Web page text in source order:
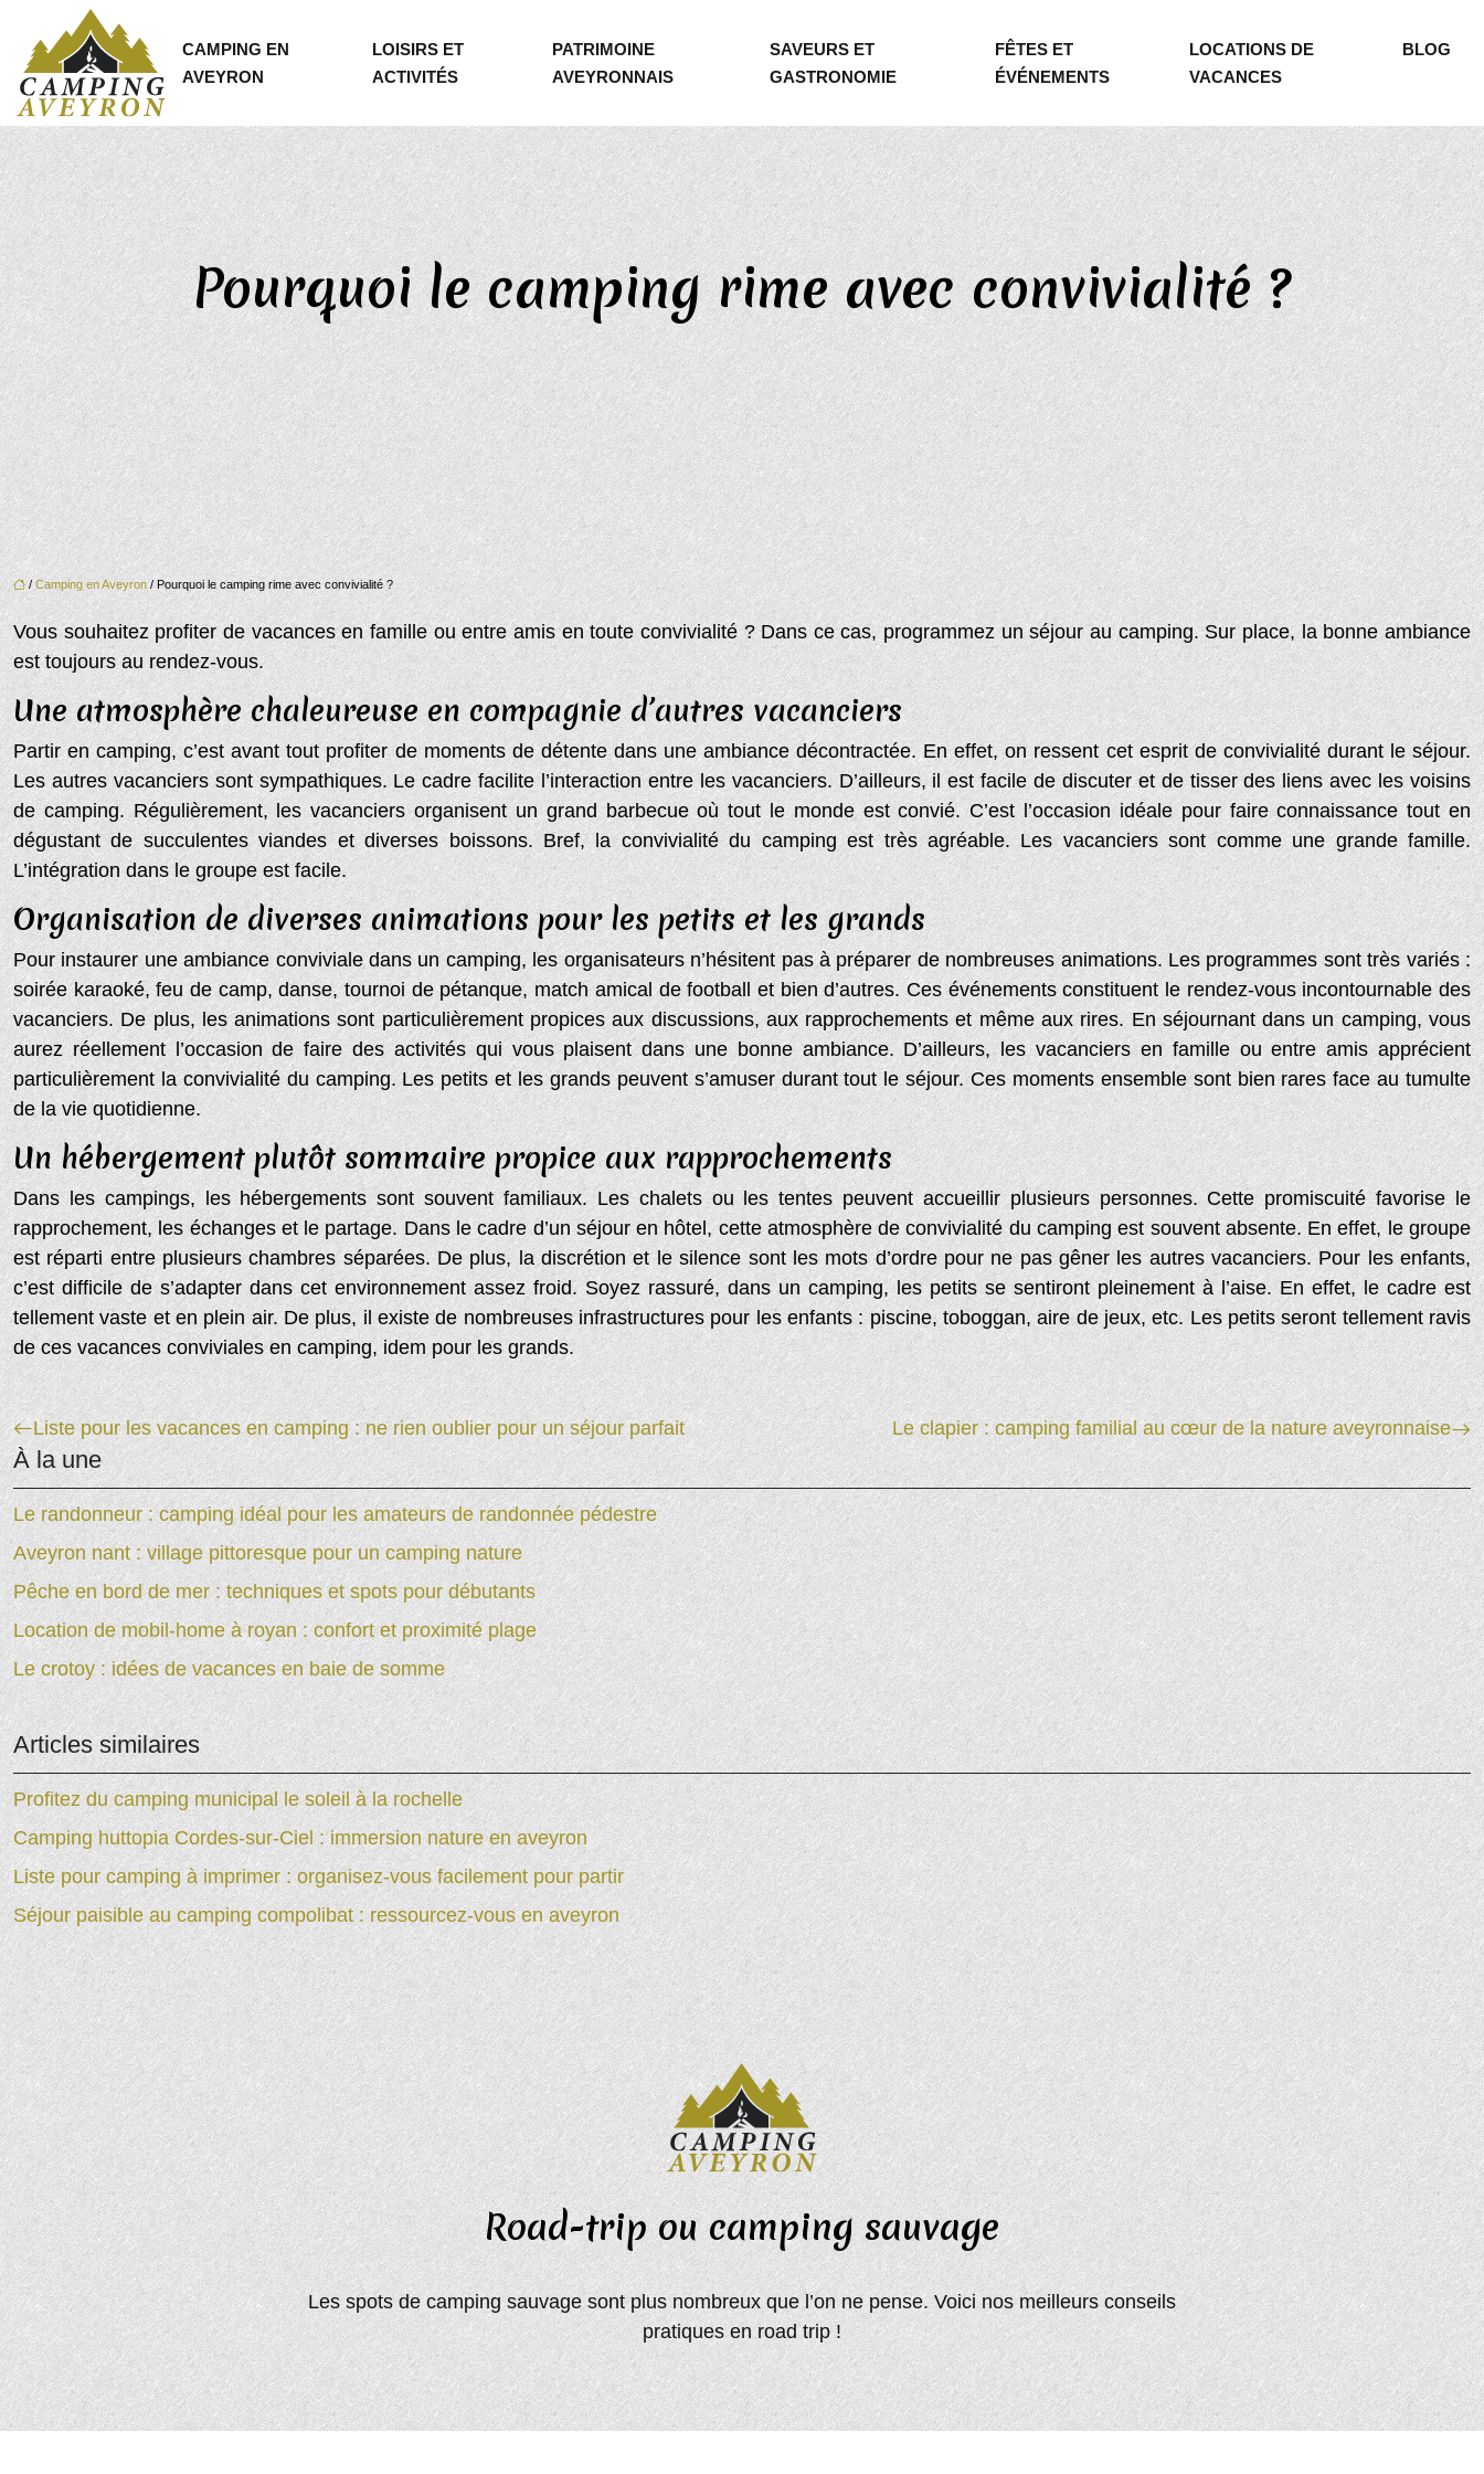
CAMPING EN
AVEYRON
LOISIRS ET
ACTIVITÉS
PATRIMOINE
AVEYRONNAIS
SAVEURS ET
GASTRONOMIE
FÊTES ET
ÉVÉNEMENTS
LOCATIONS DE
VACANCES
BLOG
Pourquoi le camping rime avec convivialité ?
/ Camping en Aveyron / Pourquoi le camping rime avec convivialité ?
Vous souhaitez profiter de vacances en famille ou entre amis en toute convivialité ? Dans ce cas, programmez un séjour au camping. Sur place, la bonne ambiance
est toujours au rendez-vous.
Une atmosphère chaleureuse en compagnie d’autres vacanciers
Partir en camping, c’est avant tout profiter de moments de détente dans une ambiance décontractée. En effet, on ressent cet esprit de convivialité durant le séjour.
Les autres vacanciers sont sympathiques. Le cadre facilite l’interaction entre les vacanciers. D’ailleurs, il est facile de discuter et de tisser des liens avec les voisins
de camping. Régulièrement, les vacanciers organisent un grand barbecue où tout le monde est convié. C’est l’occasion idéale pour faire connaissance tout en
dégustant de succulentes viandes et diverses boissons. Bref, la convivialité du camping est très agréable. Les vacanciers sont comme une grande famille.
L’intégration dans le groupe est facile.
Organisation de diverses animations pour les petits et les grands
Pour instaurer une ambiance conviviale dans un camping, les organisateurs n’hésitent pas à préparer de nombreuses animations. Les programmes sont très variés :
soirée karaoké, feu de camp, danse, tournoi de pétanque, match amical de football et bien d’autres. Ces événements constituent le rendez-vous incontournable des
vacanciers. De plus, les animations sont particulièrement propices aux discussions, aux rapprochements et même aux rires. En séjournant dans un camping, vous
aurez réellement l’occasion de faire des activités qui vous plaisent dans une bonne ambiance. D’ailleurs, les vacanciers en famille ou entre amis apprécient
particulièrement la convivialité du camping. Les petits et les grands peuvent s’amuser durant tout le séjour. Ces moments ensemble sont bien rares face au tumulte
de la vie quotidienne.
Un hébergement plutôt sommaire propice aux rapprochements
Dans les campings, les hébergements sont souvent familiaux. Les chalets ou les tentes peuvent accueillir plusieurs personnes. Cette promiscuité favorise le
rapprochement, les échanges et le partage. Dans le cadre d’un séjour en hôtel, cette atmosphère de convivialité du camping est souvent absente. En effet, le groupe
est réparti entre plusieurs chambres séparées. De plus, la discrétion et le silence sont les mots d’ordre pour ne pas gêner les autres vacanciers. Pour les enfants,
c’est difficile de s’adapter dans cet environnement assez froid. Soyez rassuré, dans un camping, les petits se sentiront pleinement à l’aise. En effet, le cadre est
tellement vaste et en plein air. De plus, il existe de nombreuses infrastructures pour les enfants : piscine, toboggan, aire de jeux, etc. Les petits seront tellement ravis
de ces vacances conviviales en camping, idem pour les grands.
Liste pour les vacances en camping : ne rien oublier pour un séjour parfait Le clapier : camping familial au cœur de la nature aveyronnaise
À la une
Le randonneur : camping idéal pour les amateurs de randonnée pédestre
Aveyron nant : village pittoresque pour un camping nature
Pêche en bord de mer : techniques et spots pour débutants
Location de mobil-home à royan : confort et proximité plage
Le crotoy : idées de vacances en baie de somme
Articles similaires
Profitez du camping municipal le soleil à la rochelle
Camping huttopia Cordes-sur-Ciel : immersion nature en aveyron
Liste pour camping à imprimer : organisez-vous facilement pour partir
Séjour paisible au camping compolibat : ressourcez-vous en aveyron
Road-trip ou camping sauvage
Les spots de camping sauvage sont plus nombreux que l’on ne pense. Voici nos meilleurs conseils
pratiques en road trip !